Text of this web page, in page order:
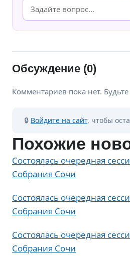
Обсуждение (0)
Комментариев пока нет.
🔒 Войдите на сайт, чтобы
Похожие
Состоялась очередная
Собрания Сочи
Состоялась очередная
Собрания Сочи
Состоялась очередная
Собрания Сочи